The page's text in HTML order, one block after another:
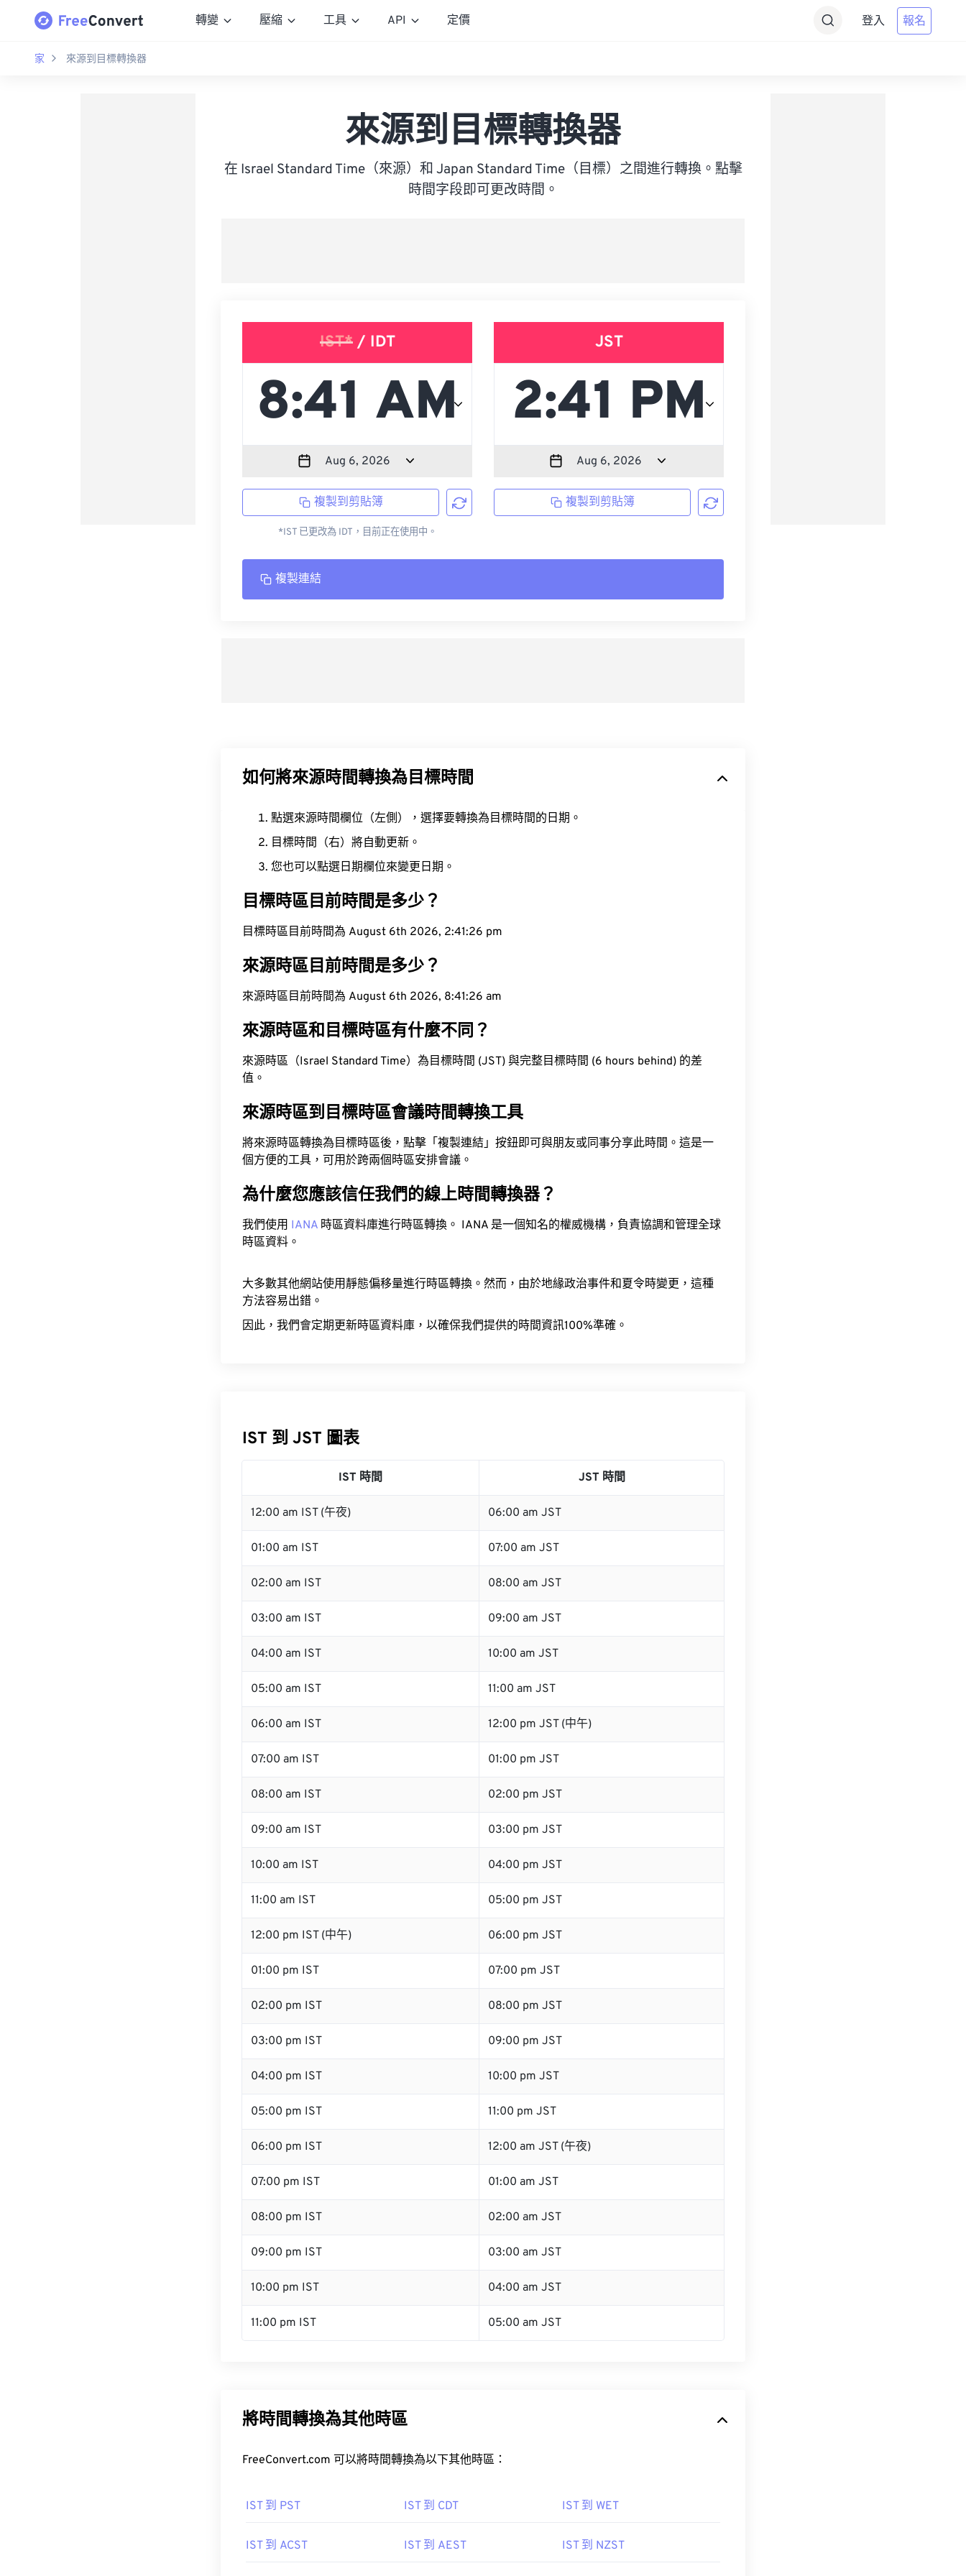
轉變 壓縮 工具 API 定價 登入 報名
家 來源到目標轉換器
來源到目標轉換器
在 Israel Standard Time（來源）和 Japan Standard Time（目標）之間進行轉換。點擊
時間字段即可更改時間。
IST*/ IDT
複製到剪貼簿
*IST 已更改為 IDT，目前正在使用中。
JST
複製到剪貼簿
複製連結
如何將來源時間轉換為目標時間
點選來源時間欄位（左側），選擇要轉換為目標時間的日期。
目標時間（右）將自動更新。
您也可以點選日期欄位來變更日期。
目標時區目前時間是多少？
目標時區目前時間為 August 6th 2026, 2:41:27 pm
來源時區目前時間是多少？
來源時區目前時間為 August 6th 2026, 8:41:27 am
來源時區和目標時區有什麼不同？
來源時區（Israel Standard Time）為目標時間 (JST) 與完整目標時間 (6 hours behind) 的差
值。
來源時區到目標時區會議時間轉換工具
將來源時區轉換為目標時區後，點擊「複製連結」按鈕即可與朋友或同事分享此時間。這是一
個方便的工具，可用於跨兩個時區安排會議。
為什麼您應該信任我們的線上時間轉換器？
我們使用 IANA 時區資料庫進行時區轉換。 IANA 是一個知名的權威機構，負責協調和管理全球
時區資料。
大多數其他網站使用靜態偏移量進行時區轉換。然而，由於地緣政治事件和夏令時變更，這種
方法容易出錯。
因此，我們會定期更新時區資料庫，以確保我們提供的時間資訊100%準確。
IST 到 JST 圖表
IST 時間 JST 時間
12:00 am IST (午夜) 06:00 am JST
01:00 am IST 07:00 am JST
02:00 am IST 08:00 am JST
03:00 am IST 09:00 am JST
04:00 am IST 10:00 am JST
05:00 am IST 11:00 am JST
06:00 am IST 12:00 pm JST (中午)
07:00 am IST 01:00 pm JST
08:00 am IST 02:00 pm JST
09:00 am IST 03:00 pm JST
10:00 am IST 04:00 pm JST
11:00 am IST 05:00 pm JST
12:00 pm IST (中午) 06:00 pm JST
01:00 pm IST 07:00 pm JST
02:00 pm IST 08:00 pm JST
03:00 pm IST 09:00 pm JST
04:00 pm IST 10:00 pm JST
05:00 pm IST 11:00 pm JST
06:00 pm IST 12:00 am JST (午夜)
07:00 pm IST 01:00 am JST
08:00 pm IST 02:00 am JST
09:00 pm IST 03:00 am JST
10:00 pm IST 04:00 am JST
11:00 pm IST 05:00 am JST
將時間轉換為其他時區
FreeConvert.com 可以將時間轉換為以下其他時區：
IST 到 PST IST 到 CDT IST 到 WET
IST 到 ACST IST 到 AEST IST 到 NZST